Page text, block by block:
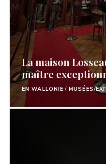
La maison
maître
EN WALLONIE / MUSÉES/